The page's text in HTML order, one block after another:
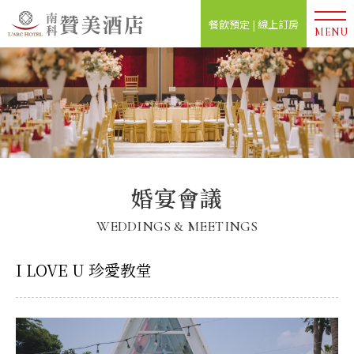
婚宴會議
WEDDINGS & MEETINGS
I LOVE U 珍愛教堂
餐飲預定 | 線上訂房
MENU